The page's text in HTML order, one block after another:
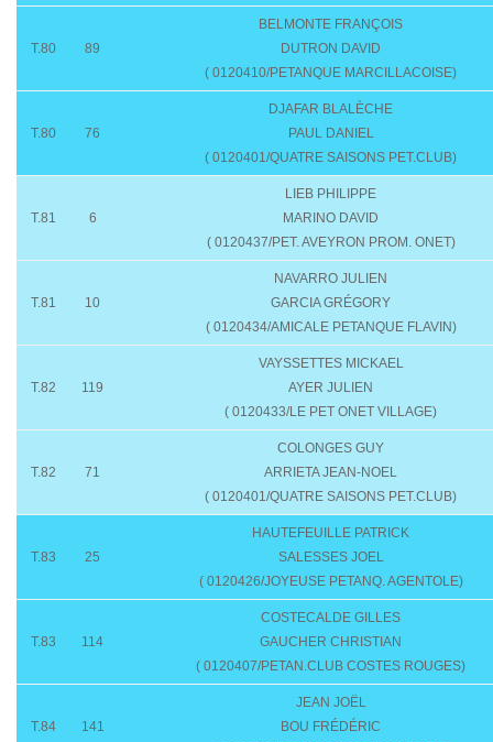
T.80 89
BELMONTE FRANÇOIS
DUTRON DAVID
( 0120410/PETANQUE MARCILLACOISE)
T.80 76
DJAFAR BLALÈCHE
PAUL DANIEL
( 0120401/QUATRE SAISONS PET.CLUB)
T.81 6
LIEB PHILIPPE
MARINO DAVID
( 0120437/PET. AVEYRON PROM. ONET)
T.81 10
NAVARRO JULIEN
GARCIA GRÉGORY
( 0120434/AMICALE PETANQUE FLAVIN)
T.82 119
VAYSSETTES MICKAEL
AYER JULIEN
( 0120433/LE PET ONET VILLAGE)
T.82 71
COLONGES GUY
ARRIETA JEAN-NOEL
( 0120401/QUATRE SAISONS PET.CLUB)
T.83 25
HAUTEFEUILLE PATRICK
SALESSES JOEL
( 0120426/JOYEUSE PETANQ. AGENTOLE)
T.83 114
COSTECALDE GILLES
GAUCHER CHRISTIAN
( 0120407/PETAN.CLUB COSTES ROUGES)
T.84 141
JEAN JOËL
BOU FRÉDÉRIC